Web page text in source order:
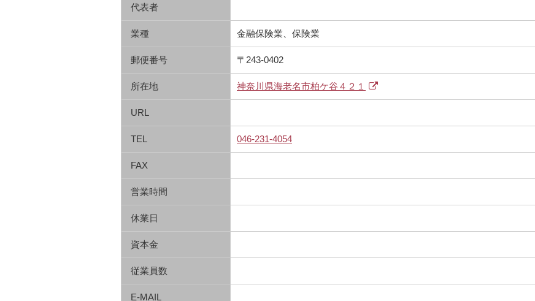
代表者
業種 金融保険業、保険業
郵便番号 〒243-0402
所在地 神奈川県海老名市柏ケ谷４２１
URL
TEL 046-231-4054
FAX
営業時間
休業日
資本金
従業員数
E-MAIL